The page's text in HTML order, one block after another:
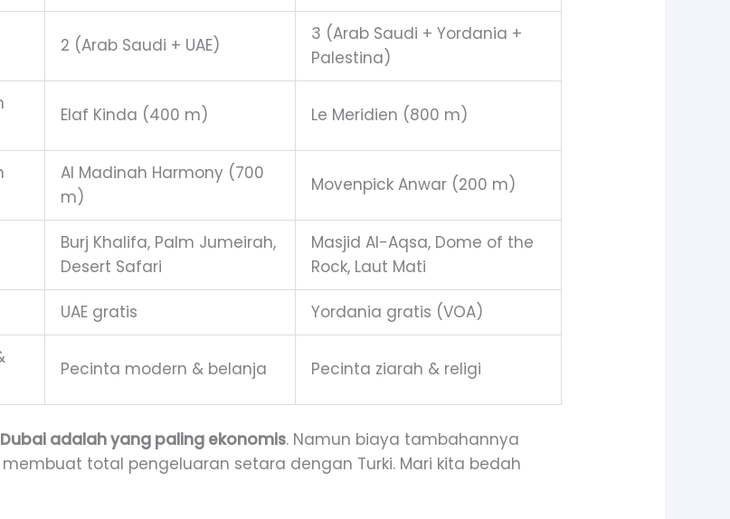
2 (Arab Saudi + UAE)
3 (Arab Saudi + Yordania +
Palestina)
Elaf Kinda (400 m) Le Meridien (800 m)
Al Madinah Harmony (700
m)
Movenpick Anwar (200 m)
Burj Khalifa, Palm Jumeirah,
Desert Safari
Masjid Al-Aqsa, Dome of the
Rock, Laut Mati
UAE gratis Yordania gratis (VOA)
Pecinta modern & belanja Pecinta ziarah & religi
Dubai adalah yang paling ekonomis. Namun biaya tambahannya
total pengeluaran setara dengan Turki. Mari kita bedah